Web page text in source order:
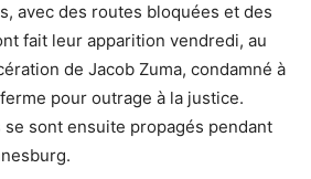
avec des routes bloquées et des
fait leur apparition vendredi, au
de Jacob Zuma, condamné à
pour outrage à la justice.
sont ensuite propagés pendant